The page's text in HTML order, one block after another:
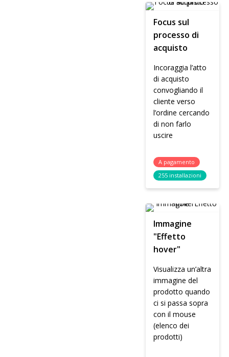
Focus sul
processo di
acquisto
Incoraggia l’atto
di acquisto
convogliando il
cliente verso
l’ordine cercando
di non farlo
uscire
A pagamento
255 installazioni
Immagine
"Effetto
hover"
Visualizza un’altra
immagine del
prodotto quando
ci si passa sopra
con il mouse
(elenco dei
prodotti)